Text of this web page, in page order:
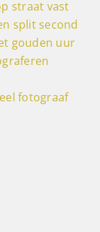
straat vast
split second
gouden uur
fotograaf